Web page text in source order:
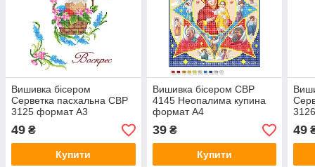
Вишивка бісером
Серветка пасхальна СВР
3125 формат А3
49 ₴
Купити
Вишивка бісером СВР
4145 Неопалима купина
формат А4
39₴
Купити
49